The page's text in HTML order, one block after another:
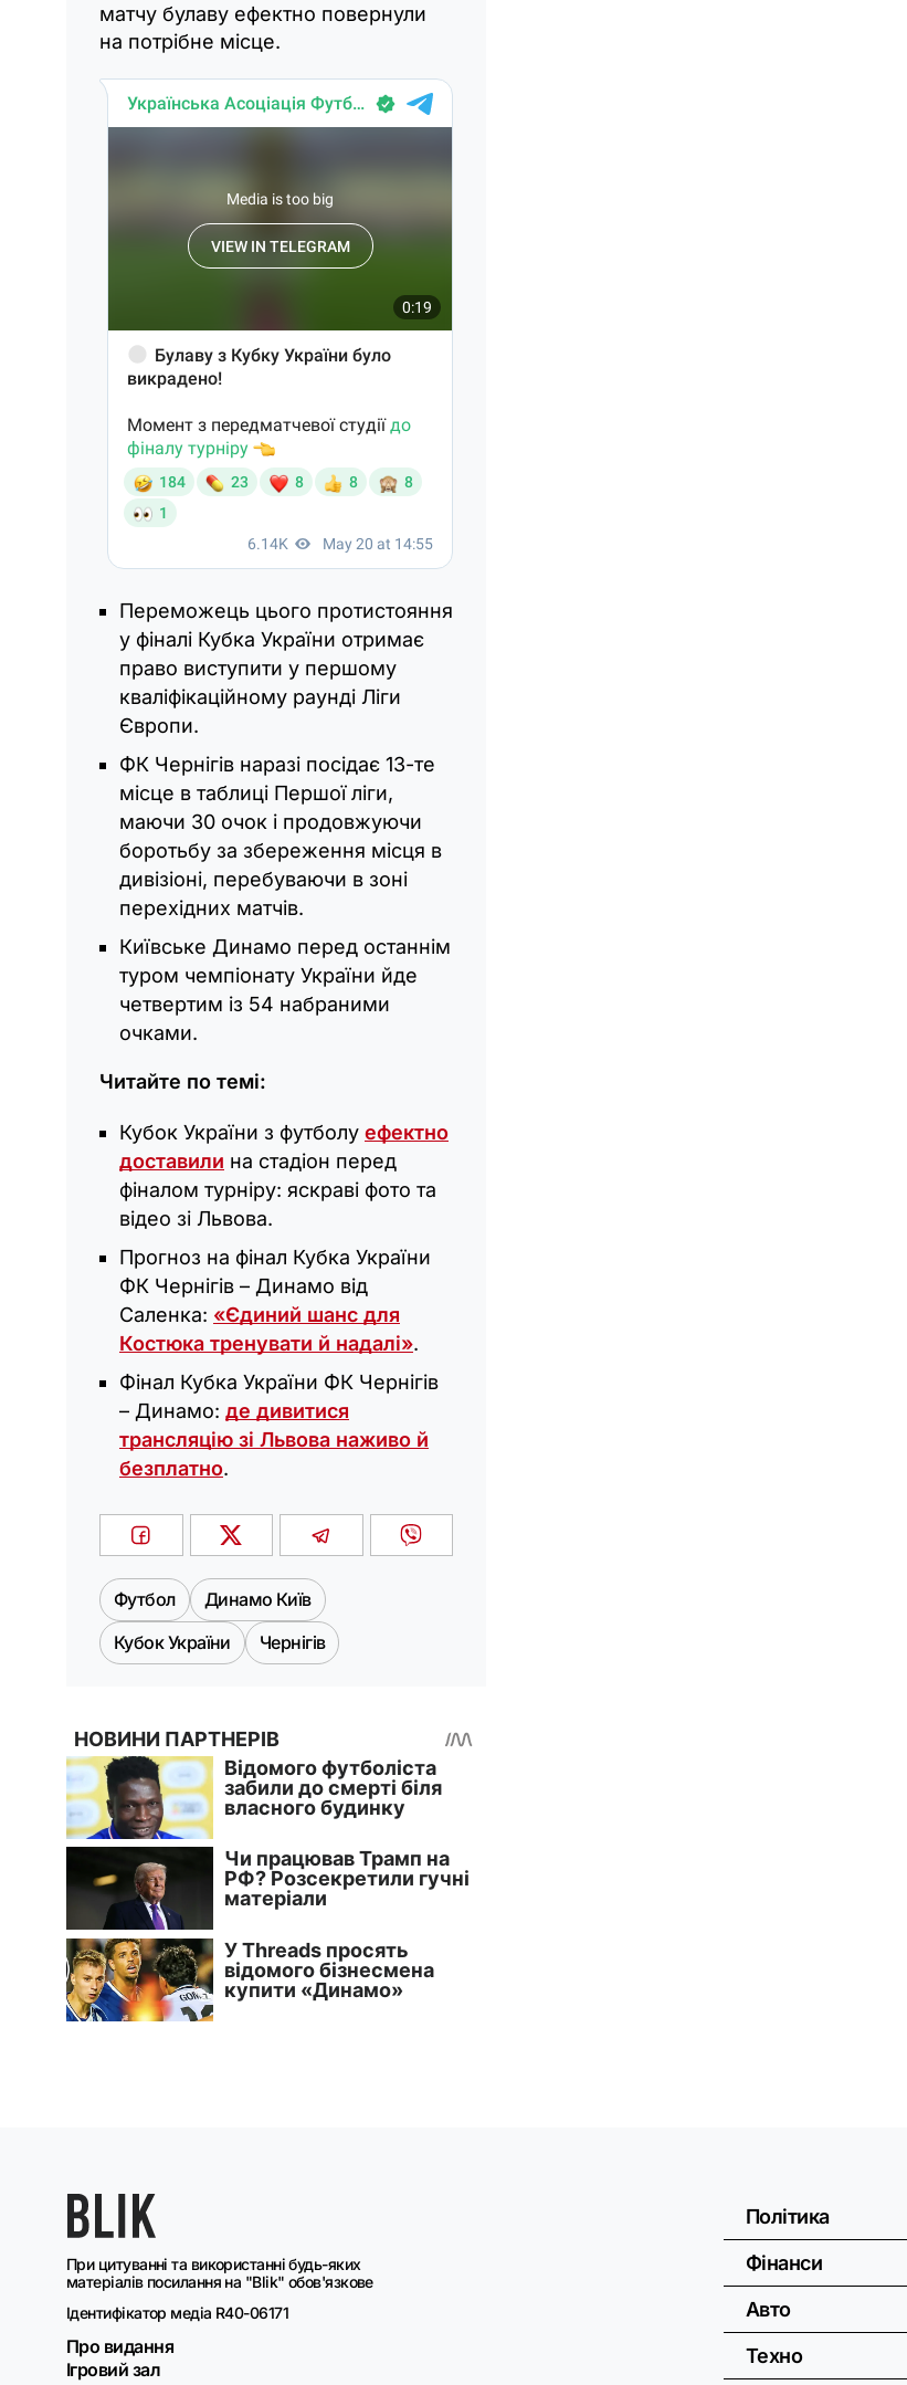
матчу булаву ефектно повернули
на потрібне місце.
Переможець цього протистояння
у фіналі Кубка України отримає
право виступити у першому
кваліфікаційному раунді Ліги
Європи.
ФК Чернігів наразі посідає 13-те
місце в таблиці Першої ліги,
маючи 30 очок і продовжуючи
боротьбу за збереження місця в
дивізіоні, перебуваючи в зоні
перехідних матчів.
Київське Динамо перед останнім
туром чемпіонату України йде
четвертим із 54 набраними
очками.
Читайте по темі:
Кубок України з футболу ефектно
доставили на стадіон перед
фіналом турніру: яскраві фото та
відео зі Львова.
Прогноз на фінал Кубка України
ФК Чернігів – Динамо від
Саленка: «Єдиний шанс для
Костюка тренувати й надалі».
Фінал Кубка України ФК Чернігів
– Динамо: де дивитися
трансляцію зі Львова наживо й
безплатно.
Футбол
Динамо Київ
Кубок України
Чернігів
При цитуванні та використанні будь-яких
матеріалів посилання на "Blik" обов'язкове
Ідентифікатор медіа R40-06171
Про видання
Ігровий зал
Політика
Фінанси
Авто
Техно